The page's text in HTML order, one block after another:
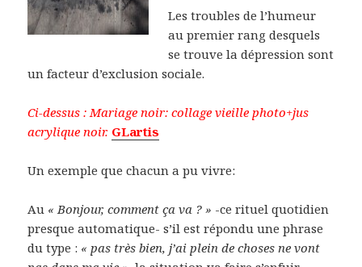
Les troubles de l’humeur
au premier rang desquels
se trouve la dépression sont
un facteur d’exclusion sociale.
Ci-dessus : Mariage noir: collage vieille photo+jus
acrylique noir. GLartis
Un exemple que chacun a pu vivre:
Au « Bonjour, comment ça va ? » -ce rituel quotidien
presque automatique- s’il est répondu une phrase
du type : « pas très bien, j’ai plein de choses ne vont